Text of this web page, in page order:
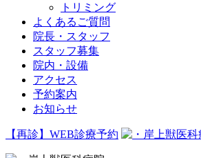
トリミング
よくあるご質問
院長・スタッフ
スタッフ募集
院内・設備
アクセス
予約案内
お知らせ
【再診】WEB診療予約